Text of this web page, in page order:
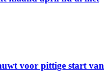
voor pittige start van